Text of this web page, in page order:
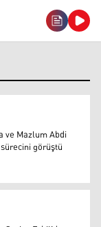
sürecini
ve Mazlum Abdi
görüştü